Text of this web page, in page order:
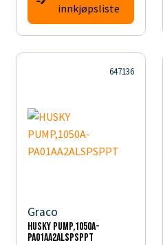
innkjøpsliste
647136
Graco
HUSKY PUMP,1050A-
PA01AA2ALSPSPPT